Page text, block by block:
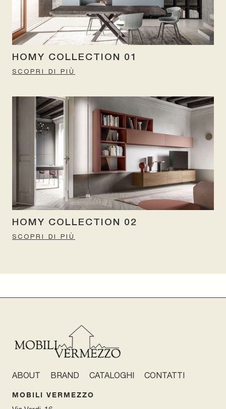
HOMY COLLECTION 01
SCOPRI DI PIÙ
HOMY COLLECTION 02
SCOPRI DI PIÙ
ABOUT BRAND CATALOGHI CONTATTI
MOBILI VERMEZZO